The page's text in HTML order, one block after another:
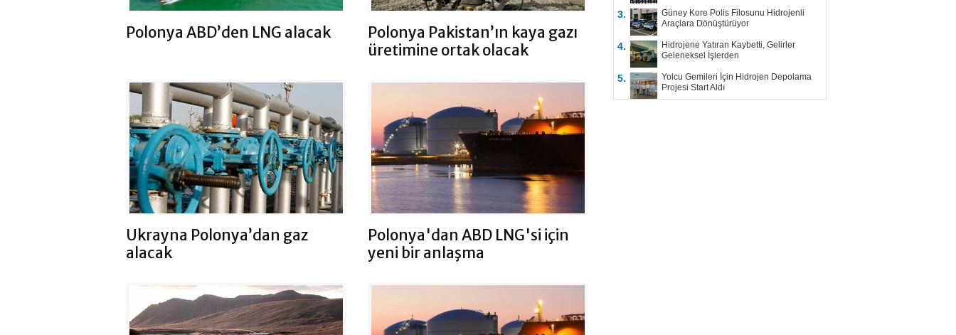
Polonya ABD’den LNG alacak
Polonya Pakistan’ın kaya gazı
üretimine ortak olacak
Ukrayna Polonya’dan gaz
alacak
Polonya'dan ABD LNG'si için
yeni bir anlaşma
3.
Güney Kore Polis Filosunu Hidrojenli
Araçlara Dönüştürüyor
4.
Hidrojene Yatıran Kaybetti, Gelirler
Geleneksel İşlerden
5.
Yolcu Gemileri İçin Hidrojen Depolama
Projesi Start Aldı